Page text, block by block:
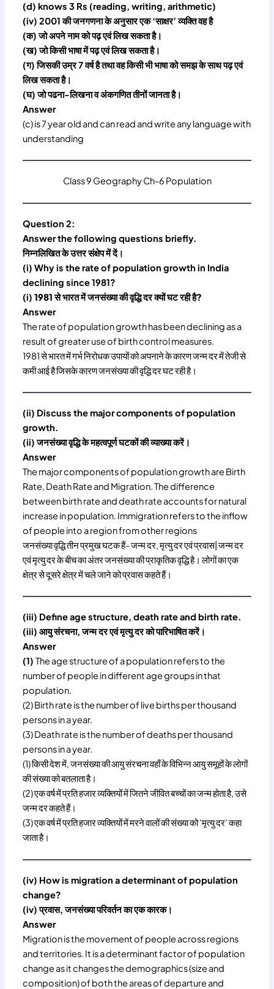
(d) knows 3 Rs (reading, writing, arithmetic)
(iv) 2001 की जनगणना के अनुसार एक ‘साक्षर’ व्यक्ति वह है
(क) जो अपने नाम को पढ़ एवं लिख सकता है।
(ख) जो किसी भाषा में पढ़ एवं लिख सकता है।
(ग) जिसकी उम्र 7 वर्ष है तथा वह किसी भी भाषा को समझ के साथ पढ़ एवं
लिख सकता है।
(घ) जो पढना-लिखना व अंकगणित तीनों जानता है।
Answer
(c) is 7 year old and can read and write any language with
understanding
Class 9 Geography Ch-6 Population
Question 2:
Answer the following questions briefly.
निम्नलिखित के उत्तर संक्षेप में दें।
(i) Why is the rate of population growth in India
declining since 1981?
(i)1981 से भारत में जनसंख्या की वृद्धि दर क्यों घट रही है?
Answer
The rate of population growth has been declining as a
result of greater use of birth control measures.
1981 से भारत में गर्भ निरोधक उपायों को अपनाने के कारण जन्म दर में तेजी से
कमी आई है जिसके कारण जनसंख्या की वृद्धि दर घट रही है।
(ii) Discuss the major components of population
growth.
(ii)जनसंख्या वृद्धि के महत्वपूर्ण घटकों की व्याख्या करें।
Answer
The major components of population growth are Birth
Rate, Death Rate and Migration. The difference
between birth rate and death rate accounts for natural
increase in population. Immigration refers to the inflow
of people into a region from other regions
जनसंख्या वृद्धि तीन प्रमुख घटक हैं- जन्म दर, मृत्यु दर एवं प्रवास| जन्म दर
एवं मृत्यु दर के बीच का अंतर जनसंख्या की प्राकृतिक वृद्धि है। लोगों का एक
क्षेत्र से दूसरे क्षेत्र में चले जाने को प्रवास कहते हैं।
(iii) Define age structure, death rate and birth rate.
(iii) आयु संरचना, जन्म दर एवं मृत्यु दर को पारिभाषित करें।
Answer
(1)The age structure of a population refers to the
number of people in different age groups in that
population.
(2) Birth rate is the number of live births per thousand
persons in a year.
(3) Death rate is the number of deaths per thousand
persons in a year.
(1) किसी देश में, जनसंख्या की आयु संरचना वहाँ के विभिन्न आयु समूहों के लोगों
की संख्या को बतलाता है।
(2) एक वर्ष में प्रति हजार व्यक्तियों में जितने जीवित बच्चों का जन्म होता है, उसे
जन्म दर कहते हैं।
(3) एक वर्ष में प्रति हजार व्यक्तियों में मरने वालों की संख्या को ‘मृत्यु दर’ कहा
जाता है।
(iv) How is migration a determinant of population
change?
(iv) प्रवास, जनसंख्या परिवर्तन का एक कारक।
Answer
Migration is the movement of people across regions
and territories. It is a determinant factor of population
change as it changes the demographics (size and
composition) of both the areas of departure and